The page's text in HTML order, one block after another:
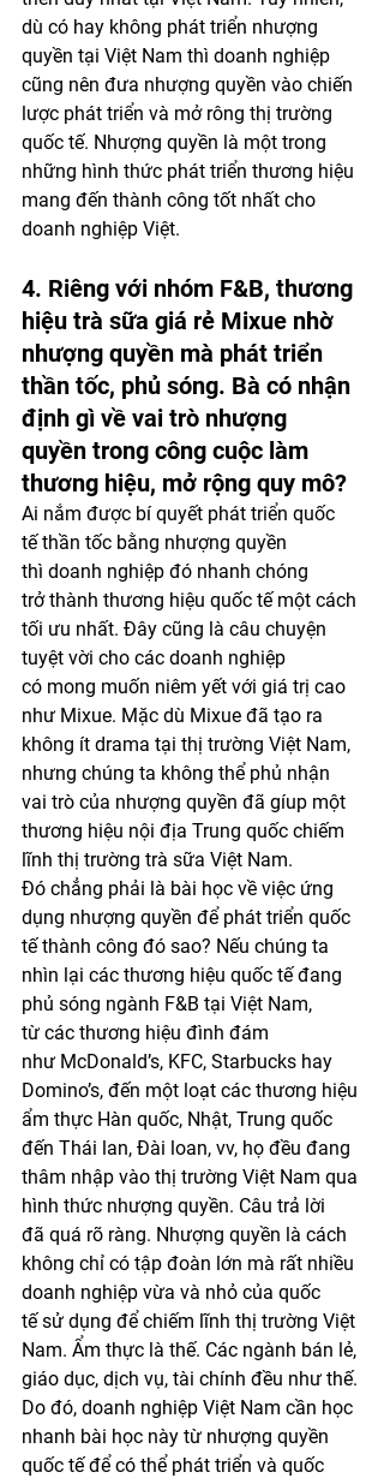
dù có hay không phát triển nhượng
quyền tại Việt Nam thì doanh nghiệp
cũng nên đưa nhượng quyền vào chiến
lược phát triển và mở rông thị trường
quốc tế. Nhượng quyền là một trong
những hình thức phát triển thương hiệu
mang đến thành công tốt nhất cho
doanh nghiệp Việt.
4. Riêng với nhóm F&B, thương
hiệu trà sữa giá rẻ Mixue nhờ
nhượng quyền mà phát triển
thần tốc, phủ sóng. Bà có nhận
định gì về vai trò nhượng
quyền trong công cuộc làm
thương hiệu, mở rộng quy mô?
Ai nắm được bí quyết phát triển quốc
tế thần tốc bằng nhượng quyền
thì doanh nghiệp đó nhanh chóng
trở thành thương hiệu quốc tế một cách
tối ưu nhất. Đây cũng là câu chuyện
tuyệt vời cho các doanh nghiệp
có mong muốn niêm yết với giá trị cao
như Mixue. Mặc dù Mixue đã tạo ra
không ít drama tại thị trường Việt Nam,
nhưng chúng ta không thể phủ nhận
vai trò của nhượng quyền đã gíup một
thương hiệu nội địa Trung quốc chiếm
lĩnh thị trường trà sữa Việt Nam.
Đó chẳng phải là bài học về việc ứng
dụng nhượng quyền để phát triển quốc
tế thành công đó sao? Nếu chúng ta
nhìn lại các thương hiệu quốc tế đang
phủ sóng ngành F&B tại Việt Nam,
từ các thương hiệu đình đám
như McDonald’s, KFC, Starbucks hay
Domino’s, đến một loạt các thương hiệu
ẩm thực Hàn quốc, Nhật, Trung quốc
đến Thái lan, Đài loan, vv, họ đều đang
thâm nhập vào thị trường Việt Nam qua
hình thức nhượng quyền. Câu trả lời
đã quá rõ ràng. Nhượng quyền là cách
không chỉ có tập đoàn lớn mà rất nhiều
doanh nghiệp vừa và nhỏ của quốc
tế sử dụng để chiếm lĩnh thị trường Việt
Nam. Ẩm thực là thế. Các ngành bán lẻ,
giáo dục, dịch vụ, tài chính đều như thế.
Do đó, doanh nghiệp Việt Nam cần học
nhanh bài học này từ nhượng quyền
quốc tế để có thể phát triển và quốc